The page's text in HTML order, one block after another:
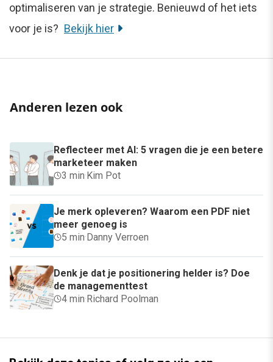
optimaliseren van je strategie. Benieuwd of het iets
voor je is? Bekijk hier
Anderen lezen ook
Reflecteer met AI: 5 vragen die je een betere
marketeer maken
3 min·Kim Pot
Je merk opleveren? Waarom een PDF niet
meer genoeg is
5 min·Danny Verroen
Denk je dat je positionering helder is? Doe
de managementtest
4 min·Richard Poolman